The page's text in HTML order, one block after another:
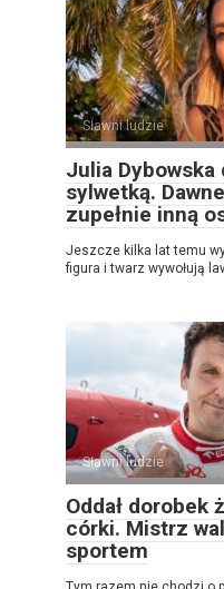
Sławni ludzie
Julia
sylwetką.
zupełnie inną
Jeszcze kilka lat temu
figura i twarz wywołują
Sławni ludzie
Oddał dorobek
córki. Mistrz
sportem